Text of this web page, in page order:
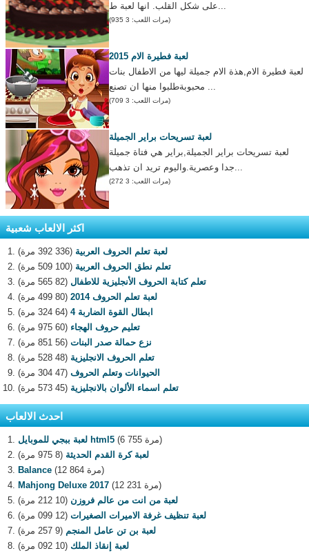
على شكل القلب. انها لعبة ط...
(مرات اللعب: 3 935)
لعبة فطيرة الام 2015
لعبة فطيرة الام,هذة الام جميلة ليها من الاطفال بنات
محبوبةطلبوا منها ان تصنع ...
(مرات اللعب: 3 709)
لعبة تسريحات براير الجميلة
لعبة تسريحات براير الجميلة,براير هي فتاة جميلة
جدا وعصرية.واليوم تريد ان تذهب...
(مرات اللعب: 3 272)
اكثر الالعاب شعبية
لعبة تعلم الحروف العربية (336 392 مرة)
تعلم نطق الحروف العربية (100 509 مرة)
تعلم كتابة الحروف الأنجليزية للاطفال (82 565 مرة)
لعبة تعلم الحروف 2014
(80 499 مرة)
ابطال القوة الضاربة 4
(64 324 مرة)
تعليم حروف الهجاء (60 975 مرة)
نزع حمالة صدر البنات (56 851 مرة)
تعلم الحروف الانجليزية (48 528 مرة)
الحيوانات وتعلم الحروف (47 304 مرة)
تعلم اسماء الألوان بالانجليزية (45 573 مرة)
احدث الالعاب
لعبة ببجي للموبايل html5
(6 755 مرة)
لعبة كرة القدم الحديثة (8 975 مرة)
Balance
(12 864 مرة)
Mahjong Deluxe 2017
(12 231 مرة)
لعبة من انت من عالم فروزن (10 212 مرة)
لعبة تنظيف غرفة الاميرات الصغيرات (12 099 مرة)
لعبة بن تن عامل المنجم (9 257 مرة)
لعبة إنقاذ الملك (10 092 مرة)